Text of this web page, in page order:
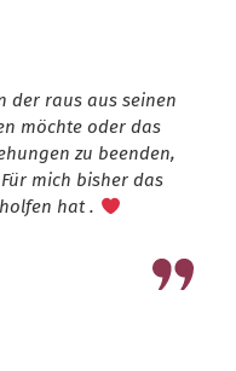
der raus aus seinen
möchte oder das
zu beenden,
mich bisher das
hat .